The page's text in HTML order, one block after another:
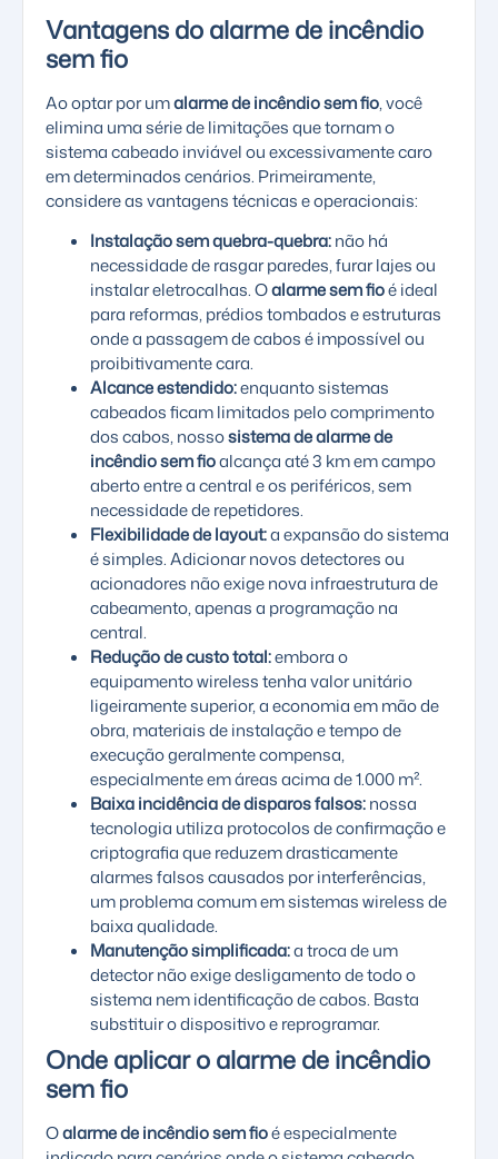
Vantagens do alarme de incêndio
sem fio
Ao optar por umalarme de incêndio sem fio, você
elimina uma série de limitações que tornam o
sistema cabeado inviável ou excessivamente caro
em determinados cenários. Primeiramente,
considere as vantagens técnicas e operacionais:
Instalação sem quebra-quebra:não há
necessidade de rasgar paredes, furar lajes ou
instalar eletrocalhas. Oalarme sem fioé ideal
para reformas, prédios tombados e estruturas
onde a passagem de cabos é impossível ou
proibitivamente cara.
Alcance estendido:enquanto sistemas
cabeados ficam limitados pelo comprimento
dos cabos, nossosistema de alarme de
incêndio sem fioalcança até 3 km em campo
aberto entre a central e os periféricos, sem
necessidade de repetidores.
Flexibilidade de layout:a expansão do sistema
é simples. Adicionar novos detectores ou
acionadores não exige nova infraestrutura de
cabeamento, apenas a programação na
central.
Redução de custo total:embora o
equipamento wireless tenha valor unitário
ligeiramente superior, a economia em mão de
obra, materiais de instalação e tempo de
execução geralmente compensa,
especialmente em áreas acima de 1.000 m².
Baixa incidência de disparos falsos:nossa
tecnologia utiliza protocolos de confirmação e
criptografia que reduzem drasticamente
alarmes falsos causados por interferências,
um problema comum em sistemas wireless de
baixa qualidade.
Manutenção simplificada:a troca de um
detector não exige desligamento de todo o
sistema nem identificação de cabos. Basta
substituir o dispositivo e reprogramar.
Onde aplicar o alarme de incêndio
sem fio
Oalarme de incêndio sem fioé especialmente